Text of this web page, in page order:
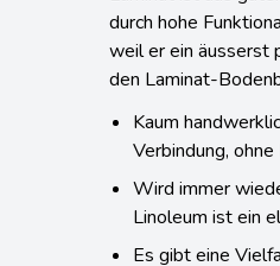
Laminat ist aus
durch hohe
weil er ein äusserst
Kaum
Verbindung, ohne
Wird immer
Linoleum ist ein